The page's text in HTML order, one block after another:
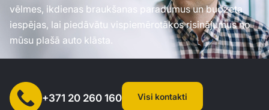
vēlmes, ikdienas braukšanas paradumus un budžeta
iespējas, lai piedāvātu vispiemērotākos risinājumus no
mūsu plašā auto klāsta.
+371 20 260 160 Visi kontakti